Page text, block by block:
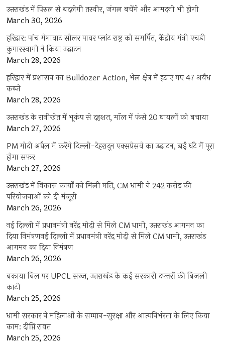
उत्तराखंड में पिरुल से बदलेगी तस्वीर, जंगल बचेंगे और आमदनी भी होगी
March 30, 2026
हरिद्वार: पांच मेगावाट सोलर पावर प्लांट राष्ट्र को समर्पित, केंद्रीय मंत्री एचडी
कुमारस्वामी ने किया उद्घाटन
March 28, 2026
हरिद्वार में प्रशासन का Bulldozer Action, भेल क्षेत्र में हटाए गए 47 अवैध
कब्जे
March 28, 2026
उत्तराखंड के रानीखेत में भूकंप से दहशत, मॉल में फंसे 20 घायलों को बचाया
March 27, 2026
PM मोदी अप्रैल में करेंगे दिल्ली-देहरादून एक्सप्रेसवे का उद्घाटन, ढाई घंटे में पूरा
होगा सफर
March 27, 2026
उत्तराखंड में विकास कार्यों को मिली गति, CM धामी ने 242 करोड़ की
परियोजनाओं को दी मंजूरी
March 26, 2026
नई दिल्ली में प्रधानमंत्री नरेंद्र मोदी से मिले CM धामी, उत्तराखंड आगमन का
दिया निमंत्रणनई दिल्ली में प्रधानमंत्री नरेंद्र मोदी से मिले CM धामी, उत्तराखंड
आगमन का दिया निमंत्रण
March 26, 2026
बकाया बिल पर UPCL सख्त, उत्तराखंड के कई सरकारी दफ्तरों की बिजली
काटी
March 25, 2026
धामी सरकार ने महिलाओं के सम्मान-सुरक्षा और आत्मनिर्भरता के लिए किया
काम: दीप्ति रावत
March 25, 2026